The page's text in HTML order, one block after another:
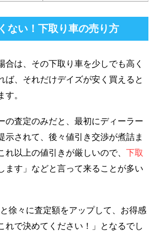
ない！下取り車の売り方
合は、その下取り車を少しでも高く
ば、それだけデイズが安く買えると
。
の査定のみだと、最初にディーラー
示されて、後々値引き交渉が煮詰ま
れ以上の値引きが厳しいので、 下取
ます」などと言って来ることが多い
徐々に査定額をアップして、お得感
れで決めてください！」となるでし